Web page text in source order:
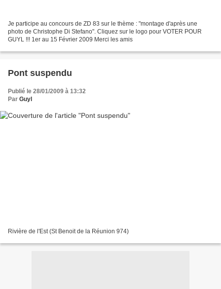
Je participe au concours de ZD 83 sur le thème : "montage d'après une
photo de Christophe Di Stefano". Cliquez sur le logo pour VOTER POUR
GUYL !!! 1er au 15 Février 2009 Merci les amis
Pont suspendu
Publié le 28/01/2009 à 13:32
Par Guyl
Rivière de l'Est (St Benoit de la Réunion 974)